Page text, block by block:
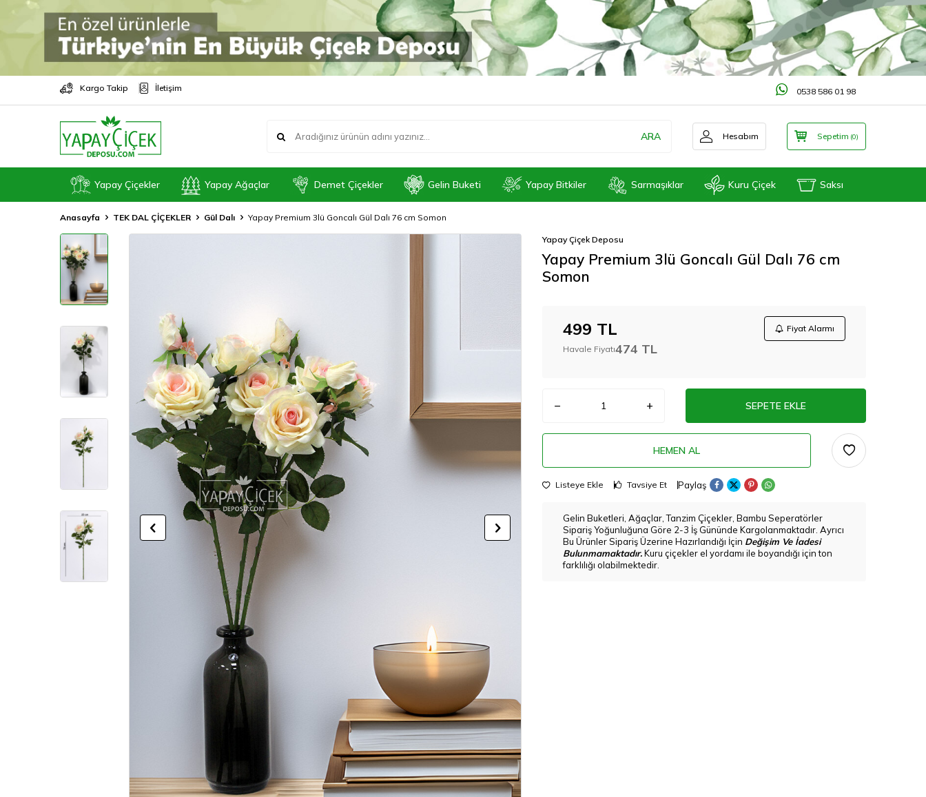
Kargo Takip İletişim 0538 586 01 98
ARA Hesabım Sepetim (0)
Yapay Çiçekler Yapay Ağaçlar Demet Çiçekler Gelin Buketi Yapay Bitkiler Sarmaşıklar Kuru Çiçek Saksı
Anasayfa TEK DAL ÇİÇEKLER Gül Dalı Yapay Premium 3lü Goncalı Gül Dalı 76 cm Somon
Yapay Çiçek Deposu
Yapay Premium 3lü Goncalı Gül Dalı 76 cm
Somon
499 TL
Fiyat Alarmı
Havale Fiyatı474 TL
SEPETE EKLE
HEMEN AL
Listeye Ekle Tavsiye Et Paylaş
Gelin Buketleri, Ağaçlar, Tanzim Çiçekler, Bambu Seperatörler
Sipariş Yoğunluğuna Göre 2-3 İş Gününde Kargolanmaktadır. Ayrıcı
Bu Ürünler Sipariş Üzerine Hazırlandığı İçin Değişim Ve İadesi
Bulunmamaktadır.Kuru çiçekler el yordamı ile boyandığı için ton
farklılığı olabilmektedir.